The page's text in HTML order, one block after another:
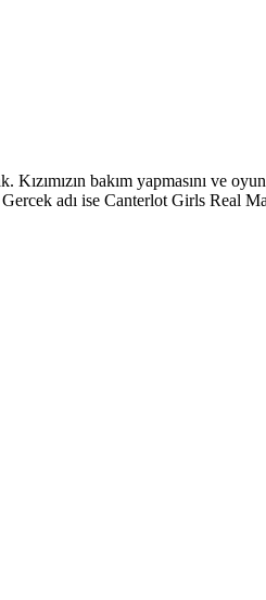
bakım yapmasını ve
adı ise Canterlot Girls Real